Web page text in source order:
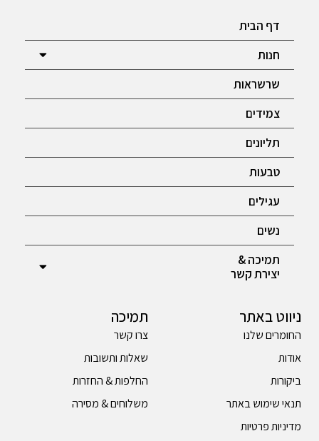
דף הבית
חנות
שרשראות
צמידים
תליונים
טבעות
עגילים
נשים
תמיכה &
יצירת קשר
ניווט באתר
החומרים שלנו
אודות
ביקורות
תנאי שימוש באתר
מדיניות פרטיות
תמיכה
צרו קשר
שאלות ותשובות
החלפות & החזרות
משלוחים & מסירה